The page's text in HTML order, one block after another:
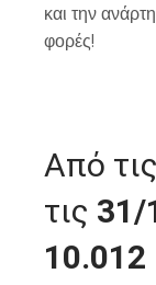
και την
φορές!
Από τις
τις 31/
10.012